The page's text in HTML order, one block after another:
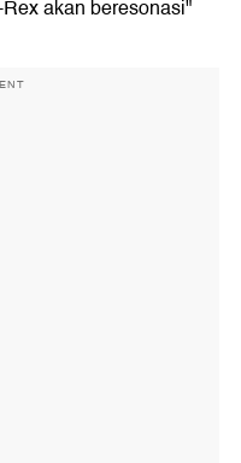
akan beresonasi"